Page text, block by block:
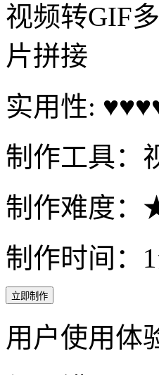
视频转GIF
片拼接
实用性:
制作工具：
制作难度
制作时间：
立即制作
用户使用体